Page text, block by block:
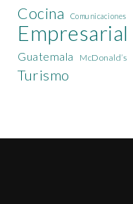
Cocina Comunicaciones
Empresarial
Guatemala McDonald’s
Turismo